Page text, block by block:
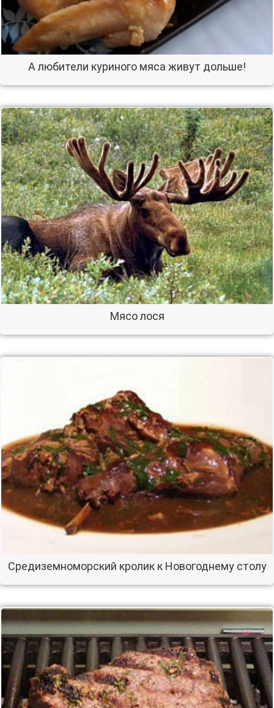
А любители куриного мяса живут дольше!
Мясо лося
Средиземноморский кролик к Новогоднему столу